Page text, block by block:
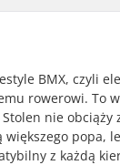
BMX, czyli
rowerowi. To
nie
popa,
z każdą